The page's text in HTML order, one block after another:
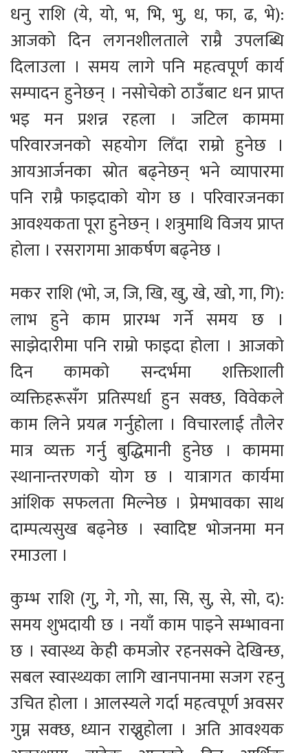
धनु राशि (ये, यो, भ, भि, भु, ध, फा, ढ, भे):
आजको दिन लगनशीलताले राम्रै उपलब्धि
दिलाउला । समय लागे पनि महत्वपूर्ण कार्य
सम्पादन हुनेछन् । नसोचेको ठाउँबाट धन प्राप्त
भइ मन प्रशन्न रहला । जटिल काममा
परिवारजनको सहयोग लिँदा राम्रो हुनेछ ।
आयआर्जनका स्रोत बढ्नेछन् भने व्यापारमा
पनि राम्रै फाइदाको योग छ । परिवारजनका
आवश्यकता पूरा हुनेछन् । शत्रुमाथि विजय प्राप्त
होला । रसरागमा आकर्षण बढ्नेछ ।
मकर राशि (भो, ज, जि, खि, खु, खे, खो, गा, गि):
लाभ हुने काम प्रारम्भ गर्ने समय छ ।
साझेदारीमा पनि राम्रो फाइदा होला । आजको
दिन कामको सन्दर्भमा शक्तिशाली
व्यक्तिहरूसँग प्रतिस्पर्धा हुन सक्छ, विवेकले
काम लिने प्रयत्न गर्नुहोला । विचारलाई तौलेर
मात्र व्यक्त गर्नु बुद्धिमानी हुनेछ । काममा
स्थानान्तरणको योग छ । यात्रागत कार्यमा
आंशिक सफलता मिल्नेछ । प्रेमभावका साथ
दाम्पत्यसुख बढ्नेछ । स्वादिष्ट भोजनमा मन
रमाउला ।
कुम्भ राशि (गु, गे, गो, सा, सि, सु, से, सो, द):
समय शुभदायी छ । नयाँ काम पाइने सम्भावना
छ । स्वास्थ्य केही कमजोर रहनसक्ने देखिन्छ,
सबल स्वास्थ्यका लागि खानपानमा सजग रहनु
उचित होला । आलस्यले गर्दा महत्वपूर्ण अवसर
गुम्न सक्छ, ध्यान राख्नुहोला । अति आवश्यक